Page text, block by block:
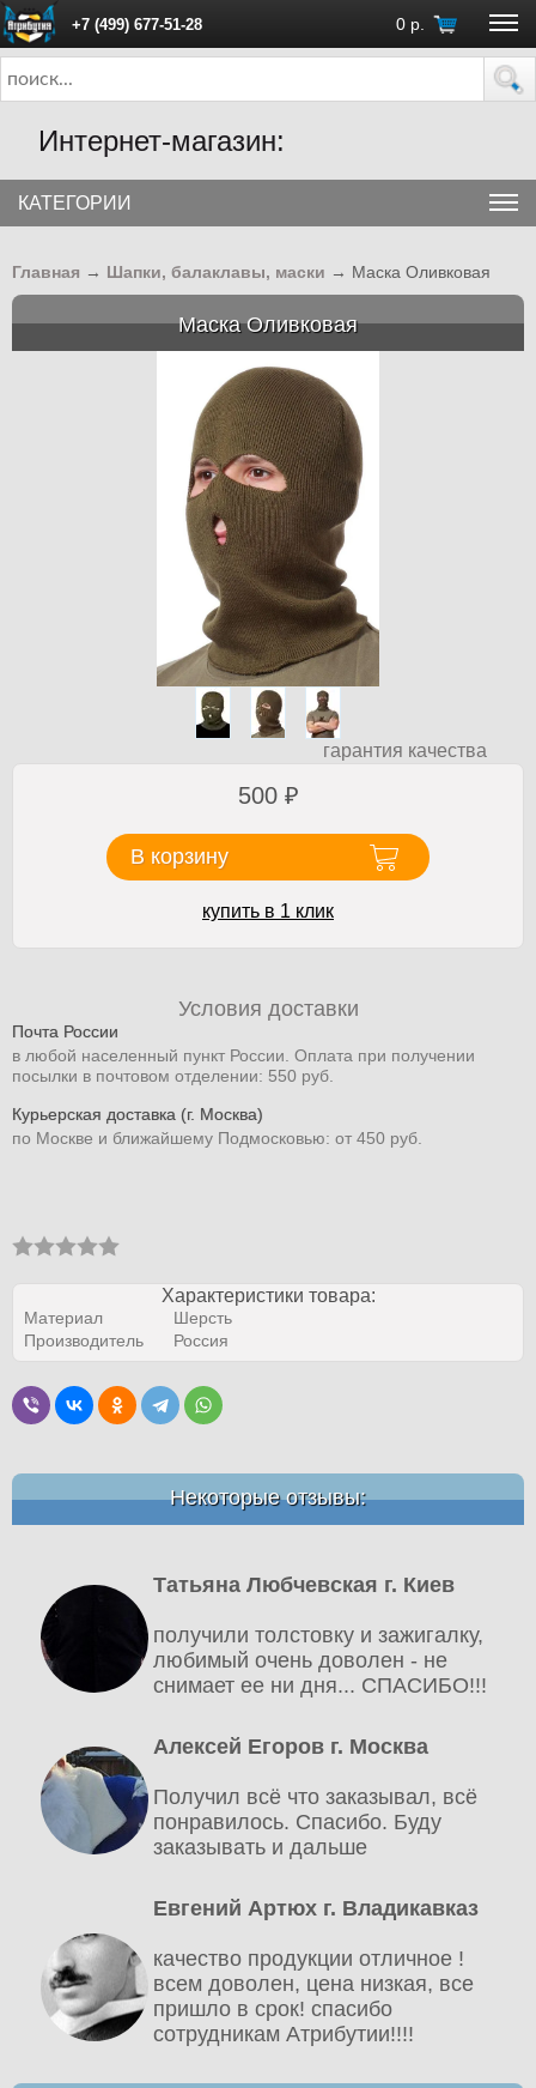
+7 (499) 677-51-28 0 р.
ПН - ПТ с 10:00 до 18:00 (Москва)
Интернет-магазин:
КАТЕГОРИИ
Главная → Шапки, балаклавы, маски → Маска Оливковая
Маска Оливковая
гарантия качества
500 ₽
В корзину
купить в 1 клик
Условия доставки
Почта России
в любой населенный пункт России. Оплата при получении
посылки в почтовом отделении: 550 руб.
Курьерская доставка (г. Москва)
по Москве и ближайшему Подмосковью: от 450 руб.
Характеристики товара:
Материал
Шерсть
Производитель
Россия
Некоторые отзывы:
Татьяна Любчевская г. Киев
получили толстовку и зажигалку,
любимый очень доволен - не
снимает ее ни дня... СПАСИБО!!!
Алексей Егоров г. Москва
Получил всё что заказывал, всё
понравилось. Спасибо. Буду
заказывать и дальше
Евгений Артюх г. Владикавказ
качество продукции отличное !
всем доволен, цена низкая, все
пришло в срок! спасибо
сотрудникам Атрибутии!!!!